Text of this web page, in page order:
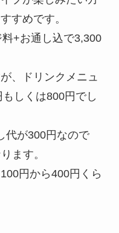
すめです。
+お通し込で3,300
、ドリンクメニュ
しくは800円でし
代が300円なので
ます。
円から400円くら